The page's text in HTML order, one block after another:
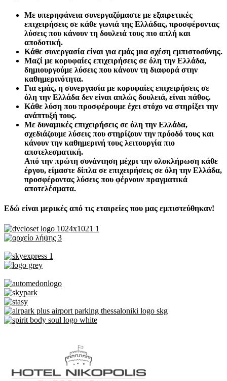
Με υπερηφάνεια συνεργαζόμαστε με εξαιρετικές
επιχειρήσεις σε κάθε γωνιά της Ελλάδας, προσφέροντας
λύσεις που κάνουν τη δουλειά τους πιο απλή και
αποδοτική.
Κάθε συνεργασία είναι για εμάς μια σχέση εμπιστοσύνης.
Μαζί με κορυφαίες επιχειρήσεις σε όλη την Ελλάδα,
δημιουργούμε λύσεις που κάνουν τη διαφορά στην
καθημερινότητα.
Για εμάς, η συνεργασία με κορυφαίες επιχειρήσεις σε
όλη την Ελλάδα δεν είναι απλώς δουλειά, είναι πάθος.
Κάθε λύση που προσφέρουμε έχει στόχο να στηρίξει την
ανάπτυξή τους.
Με δυναμικές επιχειρήσεις σε όλη την Ελλάδα,
σχεδιάζουμε λύσεις που στηρίζουν την πρόοδό τους και
κάνουν την καθημερινή τους λειτουργία πιο
αποτελεσματική.
Από την πρώτη συνάντηση μέχρι την ολοκλήρωση κάθε
έργου, είμαστε δίπλα σε επιχειρήσεις σε όλη την Ελλάδα,
προσφέροντας λύσεις που φέρνουν πραγματικά
αποτελέσματα.
Εδώ είναι μερικές από τις εταιρείες που μας εμπιστεύθηκαν!